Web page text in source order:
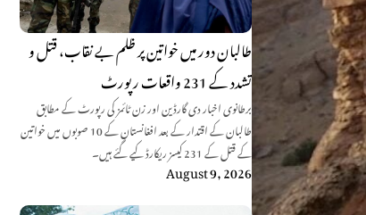
طالبان دور میں خواتین پر ظلم بے نقاب، قتل و
تشدد کے 231 واقعات رپورٹ
برطانوی اخبار دی گارڈین اور زن ٹائمز کی رپورٹ کے مطابق
طالبان کے اقتدار کے بعد افغانستان کے 10 صوبوں میں خواتین
کے قتل کے 231 کیسز ریکارڈ کیے گئے ہیں۔
August 9, 2026